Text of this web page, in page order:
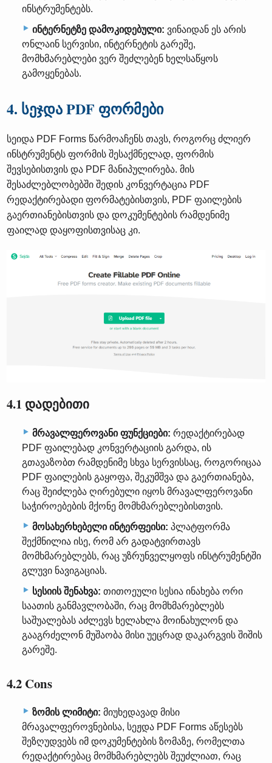
ინსტრუმენტებს.
ინტერნეტზე დამოკიდებული: ვინაიდან ეს არის
ონლაინ სერვისი, ინტერნეტის გარეშე,
მომხმარებლები ვერ შეძლებენ ხელსაწყოს
გამოყენებას.
4. სეჯდა PDF ფორმები
სეიდა PDF Forms წარმოაჩენს თავს, როგორც ძლიერ
ინსტრუმენტს ფორმის შესაქმნელად, ფორმის
შევსებისთვის და PDF მანიპულირება. მის
შესაძლებლობებში შედის კონვერტაცია PDF
რედაქტირებადი ფორმატებისთვის, PDF ფაილების
გაერთიანებისთვის და დოკუმენტების რამდენიმე
ფაილად დაყოფისთვისაც კი.
4.1 დადებითი
მრავალფეროვანი ფუნქციები: რედაქტირებად
PDF ფაილებად კონვერტაციის გარდა, ის
გთავაზობთ რამდენიმე სხვა სერვისსაც, როგორიცაა
PDF ფაილების გაყოფა, შეკუმშვა და გაერთიანება,
რაც შეიძლება ღირებული იყოს მრავალფეროვანი
საჭიროებების მქონე მომხმარებლებისთვის.
მოსახერხებელი ინტერფეისი: პლატფორმა
შექმნილია ისე, რომ არ გადატვირთავს
მომხმარებლებს, რაც უზრუნველყოფს ინსტრუმენტში
გლუვი ნავიგაციას.
სესიის შენახვა: თითოეული სესია ინახება ორი
საათის განმავლობაში, რაც მომხმარებლებს
საშუალებას აძლევს ხელახლა მოინახულონ და
გააგრძელონ მუშაობა მისი უეცრად დაკარგვის შიშის
გარეშე.
4.2 Cons
ზომის ლიმიტი: მიუხედავად მისი
მრავალფეროვნებისა, სეჟდა PDF Forms აწესებს
შეზღუდვებს იმ დოკუმენტების ზომაზე, რომელთა
რედაქტირებაც მომხმარებლებს შეუძლიათ, რაც